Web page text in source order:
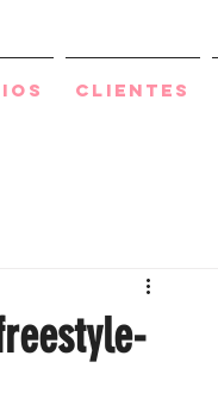
Clientes